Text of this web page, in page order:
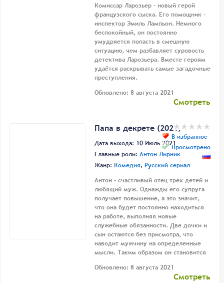
Комиссар Ларозьер - новый герой
французского сыска. Его помощник -
инспектор Эмиль Лампьон. Немного
беспокойный, он постоянно
умудряется попасть в смешную
ситуацию, чем разбавляет суровость
детектива Ларозьера. Вместе героям
удаётся раскрывать самые загадочные
преступления.
Обновлено: 8 августа 2021
Смотреть
В избранное
Просмотрено
Папа в декрете (2021)
Дата выхода: 10 Июль 2021
Главные роли: Антон Лирник
Жанр: Комедия, Русский сериал
Антон – счастливый отец трех детей и
любящий муж. Однажды его супруга
получает повышение, а это значит,
что она будет постоянно находиться
на работе, выполняя новые
служебные обязанности. Две дочки и
сын остаются без присмотра, что
наводит мужчину на определенные
мысли. Таким образом он становится
Обновлено: 8 августа 2021
Смотреть